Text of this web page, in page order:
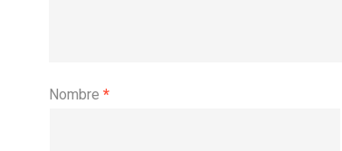
Nombre *